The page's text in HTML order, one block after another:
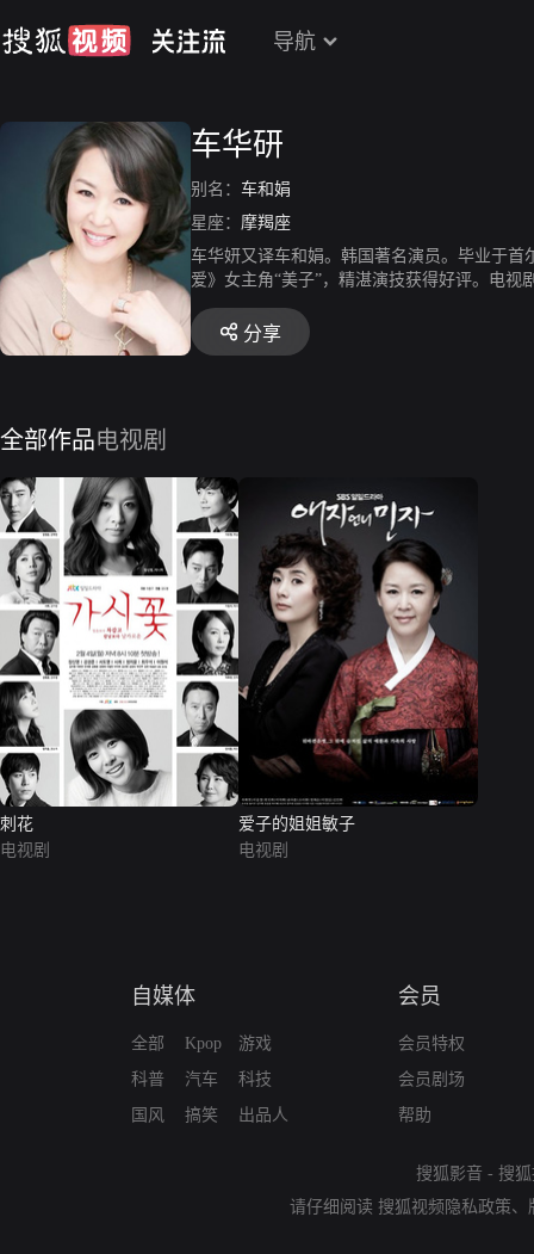
导航
车华研
别名： 车和娟
星座： 摩羯座
车华妍又译车和娟。韩国著名演员。毕业于首
爱》女主角“美子”，精湛演技获得好评。电视
因出演《天使的诱惑》被广大中国观众所知
人吗》。分享
全部作品电视剧
刺花
电视剧
爱子的姐姐敏子
电视剧
自媒体
全部
科普
国风
Kpop
汽车
搞笑
游戏
科技
出品人
会员
会员特权
会员剧场
帮助
搜狐影音 - 搜
请仔细阅读 搜狐视频隐私政策、